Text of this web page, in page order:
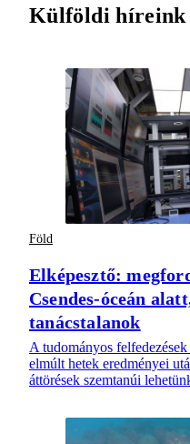
Külföldi híreink
Föld
Elképesztő:
Csendes-óceán
tanácstalanok
A tudományos
elmúlt hetek eredményei
áttörések szemtanúi